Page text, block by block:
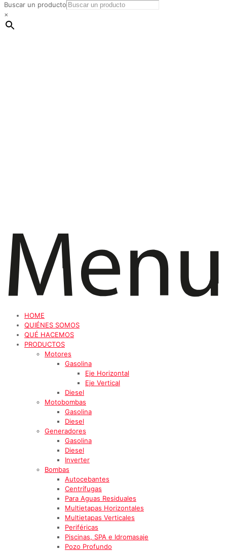
Buscar un producto
×
HOME
QUIÉNES SOMOS
QUÉ HACEMOS
PRODUCTOS
Motores
Gasolina
Eje Horizontal
Eje Vertical
Diesel
Motobombas
Gasolina
Diesel
Generadores
Gasolina
Diesel
Inverter
Bombas
Autocebantes
Centrífugas
Para Aguas Residuales
Multietapas Horizontales
Multietapas Verticales
Periféricas
Piscinas, SPA e Idromasaje
Pozo Profundo